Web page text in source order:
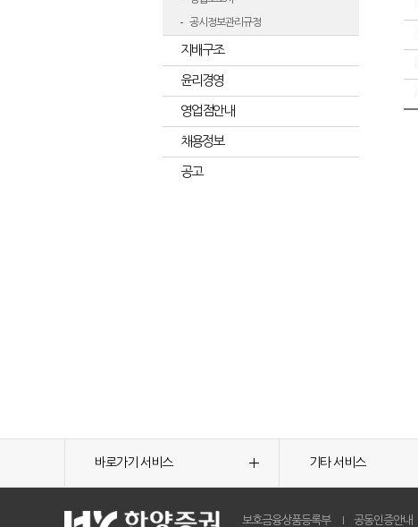
공시정보관리규정
지배구조
윤리경영
영업점안내
채용정보
공고
바로가기 서비스 기타 서비스
보호금융상품등록부 공동인증안내